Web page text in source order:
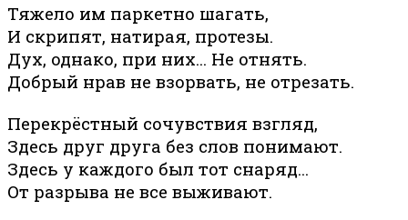
Тяжело им паркетно шагать,
И скрипят, натирая, протезы.
Дух, однако, при них... Не отнять.
Добрый нрав не взорвать, не отрезать.
Перекрёстный сочувствия взгляд,
Здесь друг друга без слов понимают.
Здесь у каждого был тот снаряд...
От разрыва не все выживают.